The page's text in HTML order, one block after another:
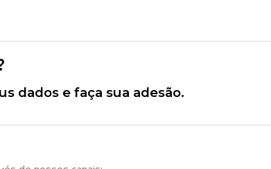
dados e faça sua adesão.